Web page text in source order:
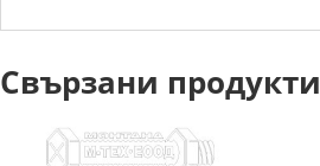
Свързани продукти